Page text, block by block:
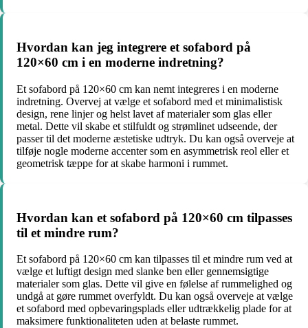
Hvordan kan jeg integrere et sofabord på
120×60 cm i en moderne indretning?
Et sofabord på 120×60 cm kan nemt integreres i en moderne
indretning. Overvej at vælge et sofabord med et minimalistisk
design, rene linjer og helst lavet af materialer som glas eller
metal. Dette vil skabe et stilfuldt og strømlinet udseende, der
passer til det moderne æstetiske udtryk. Du kan også overveje at
tilføje nogle moderne accenter som en asymmetrisk reol eller et
geometrisk tæppe for at skabe harmoni i rummet.
Hvordan kan et sofabord på 120×60 cm tilpasses
til et mindre rum?
Et sofabord på 120×60 cm kan tilpasses til et mindre rum ved at
vælge et luftigt design med slanke ben eller gennemsigtige
materialer som glas. Dette vil give en følelse af rummelighed og
undgå at gøre rummet overfyldt. Du kan også overveje at vælge
et sofabord med opbevaringsplads eller udtrækkelig plade for at
maksimere funktionaliteten uden at belaste rummet.